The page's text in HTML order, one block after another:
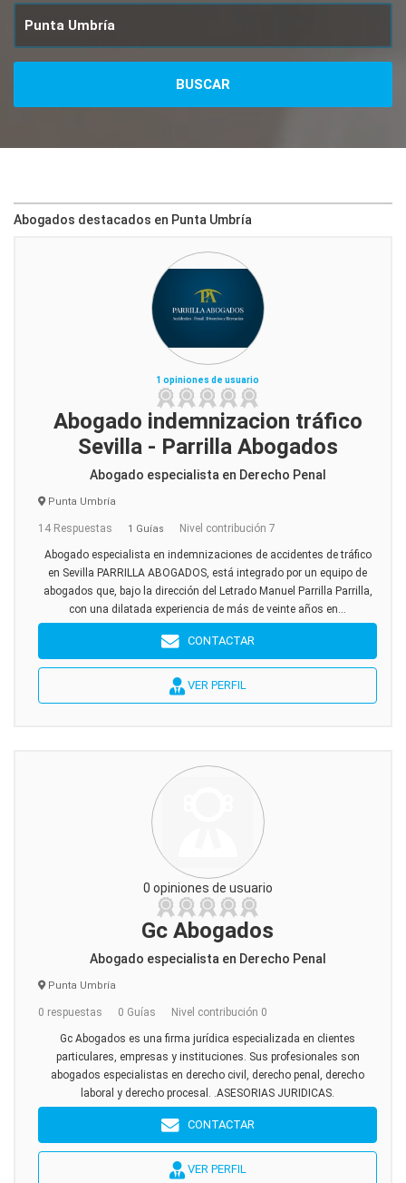
Abogados destacados en Punta Umbría
1 opiniones de usuario
Abogado indemnizacion tráfico
Sevilla - Parrilla Abogados
Abogado especialista en Derecho Penal
Punta Umbría
14 Respuestas 1 Guías Nivel contribución 7
Abogado especialista en indemnizaciones de accidentes de tráfico
en Sevilla PARRILLA ABOGADOS, está integrado por un equipo de
abogados que, bajo la dirección del Letrado Manuel Parrilla Parrilla,
con una dilatada experiencia de más de veinte años en...
CONTACTAR
VER PERFIL
0 opiniones de usuario
Gc Abogados
Abogado especialista en Derecho Penal
Punta Umbría
0 respuestas 0 Guías Nivel contribución 0
Gc Abogados es una firma jurídica especializada en clientes
particulares, empresas y instituciones. Sus profesionales son
abogados especialistas en derecho civil, derecho penal, derecho
laboral y derecho procesal. .ASESORIAS JURIDICAS.
CONTACTAR
VER PERFIL